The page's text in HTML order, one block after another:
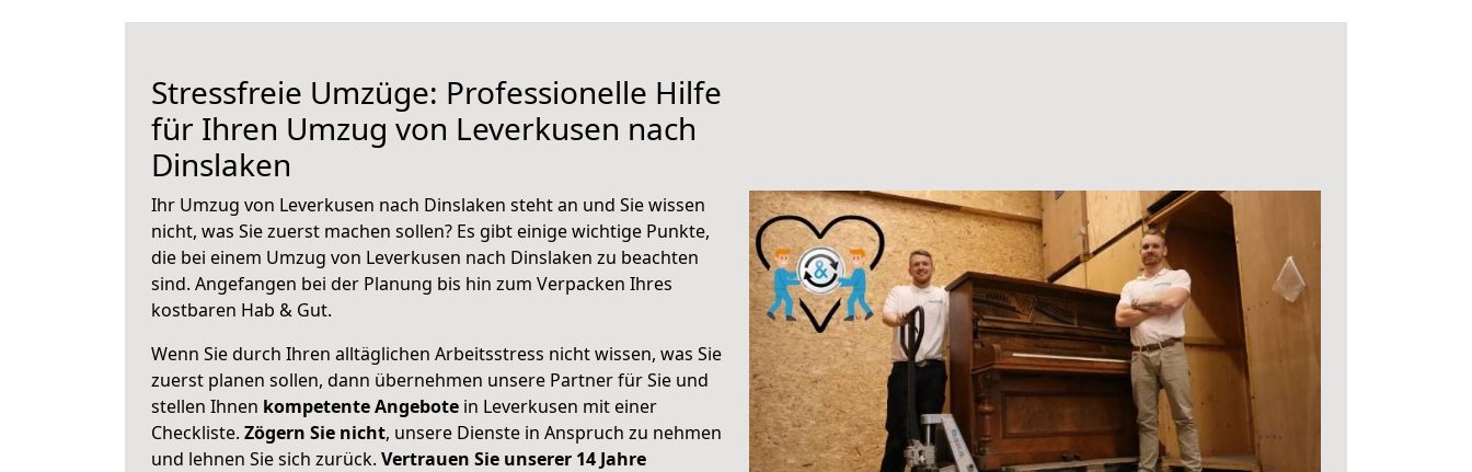
Stressfreie Umzüge: Professionelle Hilfe
für Ihren Umzug von Leverkusen nach
Dinslaken
Ihr Umzug von Leverkusen nach Dinslaken steht an und Sie wissen
nicht, was Sie zuerst machen sollen? Es gibt einige wichtige Punkte,
die bei einem Umzug von Leverkusen nach Dinslaken zu beachten
sind. Angefangen bei der Planung bis hin zum Verpacken Ihres
kostbaren Hab & Gut.
Wenn Sie durch Ihren alltäglichen Arbeitsstress nicht wissen, was Sie
zuerst planen sollen, dann übernehmen unsere Partner für Sie und
stellen Ihnen kompetente Angebote in Leverkusen mit einer
Checkliste. Zögern Sie nicht, unsere Dienste in Anspruch zu nehmen
und lehnen Sie sich zurück. Vertrauen Sie unserer 14 Jahre